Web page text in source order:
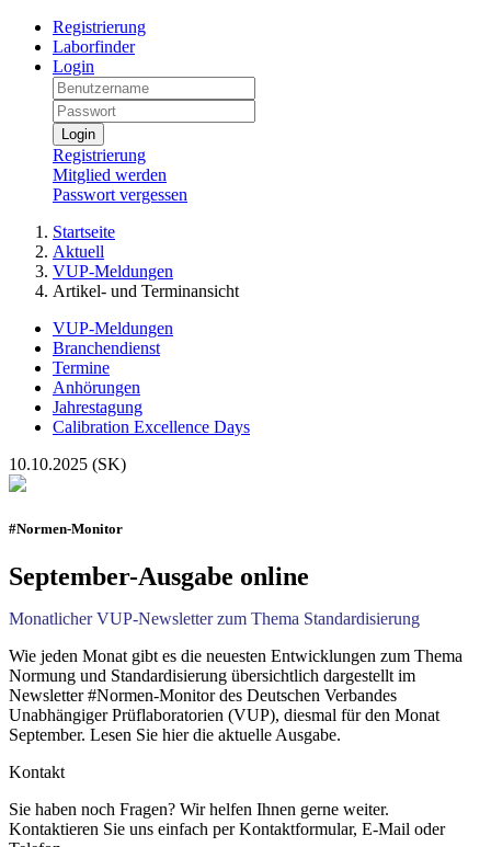
Registrierung
Laborfinder
Login
Login
Registrierung
Mitglied werden
Passwort vergessen
Startseite
Aktuell
VUP-Meldungen
Artikel- und Terminansicht
VUP-Meldungen
Branchendienst
Termine
Anhörungen
Jahrestagung
Calibration Excellence Days
10.10.2025 (SK)
#Normen-Monitor
September-Ausgabe online
Monatlicher VUP-Newsletter zum Thema Standardisierung
Wie jeden Monat gibt es die neuesten Entwicklungen zum Thema
Normung und Standardisierung übersichtlich dargestellt im
Newsletter #Normen-Monitor des Deutschen Verbandes
Unabhängiger Prüflaboratorien (VUP), diesmal für den Monat
September. Lesen Sie hier die aktuelle Ausgabe.
Kontakt
Sie haben noch Fragen? Wir helfen Ihnen gerne weiter.
Kontaktieren Sie uns einfach per Kontaktformular, E-Mail oder